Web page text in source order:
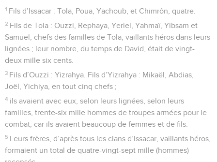
1 Fils d’Issacar : Tola, Poua, Yachoub, et Chimrôn, quatre.
2 Fils de Tola : Ouzzi, Rephaya, Yeriel, Yahmaï, Yibsam et
Samuel, chefs des familles de Tola, vaillants héros dans leurs
lignées ; leur nombre, du temps de David, était de vingt-
deux mille six cents.
3 Fils d’Ouzzi : Yizrahya. Fils d’Yizrahya : Mikaël, Abdias,
Joël, Yichiya, en tout cinq chefs ;
4 ils avaient avec eux, selon leurs lignées, selon leurs
familles, trente-six mille hommes de troupes armées pour le
combat, car ils avaient beaucoup de femmes et de fils.
5 Leurs frères, d’après tous les clans d’Issacar, vaillants héros,
formaient un total de quatre-vingt-sept mille (hommes)